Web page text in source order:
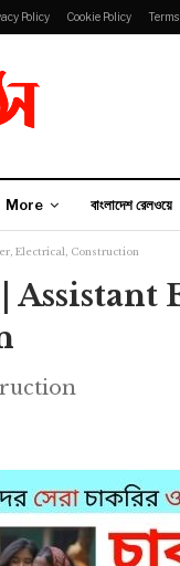
Policy Cookie Policy Terms
More বাংলাদেশ রেলওয়ে
Electrical, Construction
|